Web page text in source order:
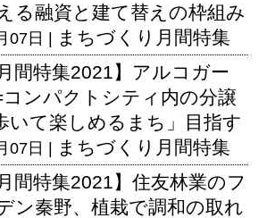
る融資と建て替えの枠組み
07日 | まちづくり月間特集
間特集2021】アルコガー
ンパクトシティ内の分譲
いて楽しめるまち」目指す
07日 | まちづくり月間特集
間特集2021】住友林業のフ
ン秦野、植栽で調和の取れ